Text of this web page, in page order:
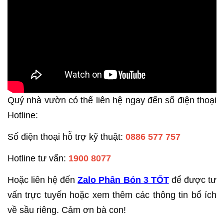
Quý nhà vườn có thể liên hệ ngay đến số điện thoại
Hotline:
Số điện thoại hỗ trợ kỹ thuật: 0886 577 757
Hotline tư vấn: 1900 8077
Hoặc liên hệ đếnZalo Phân Bón 3 TỐTđể được tư
vấn trực tuyến hoặc xem thêm các thông tin bổ ích
về sầu riêng. Cảm ơn bà con!